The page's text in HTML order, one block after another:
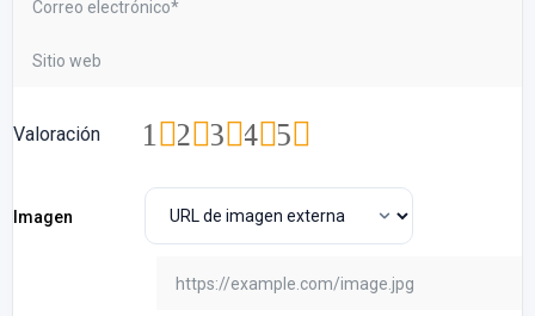
Valoración 5
4
3
2
1
Imagen